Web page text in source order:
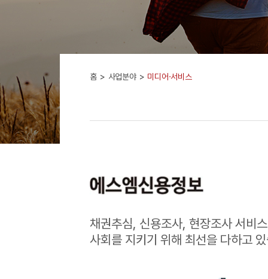
홈 사업분야 미디어·서비스
채권추심, 신용조사, 현장조사 서비
사회를 지키기 위해 최선을 다하고